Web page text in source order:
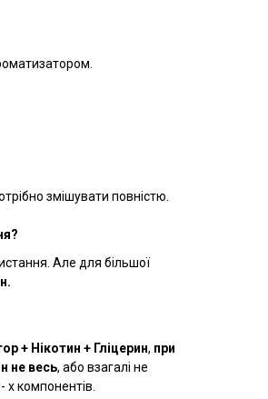
змішувати повністю.
Але для більшої
+ Нікотин + Гліцерин, при
не весь, або взагалі не
х компонентів.